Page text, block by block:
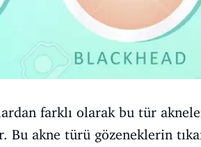
farklı olarak bu tür
Bu akne türü gözeneklerin